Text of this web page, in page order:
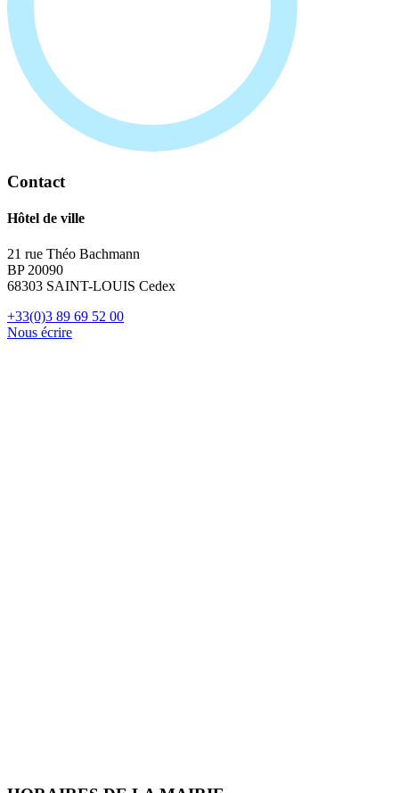
Contact
Hôtel de ville
21 rue Théo Bachmann
BP 20090
68303 SAINT-LOUIS Cedex
+33(0)3 89 69 52 00
Nous écrire